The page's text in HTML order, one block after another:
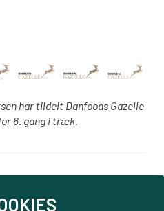
har tildelt Danfoods Gazelle
6. gang i træk.